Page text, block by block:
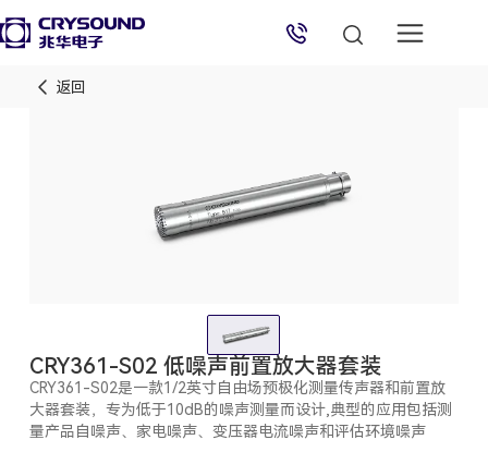
返回
CRY361-S02 低噪声前置放大器套装
CRY361-S02是一款1/2英寸自由场预极化测量传声器和前置放
大器套装，专为低于10dB的噪声测量而设计,典型的应用包括测
量产品自噪声、家电噪声、变压器电流噪声和评估环境噪声